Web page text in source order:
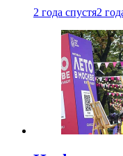
2 года спустя2